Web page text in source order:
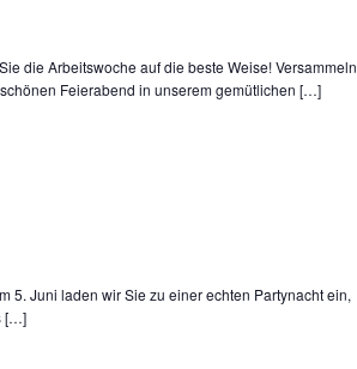
die Arbeitswoche auf die beste Weise! Versammeln
Feierabend in unserem gemütlichen […]
5. Juni laden wir Sie zu einer echten Partynacht ein,
[…]